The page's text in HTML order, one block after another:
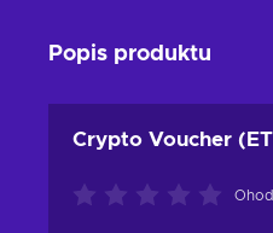
Popis produktu
Crypto Voucher